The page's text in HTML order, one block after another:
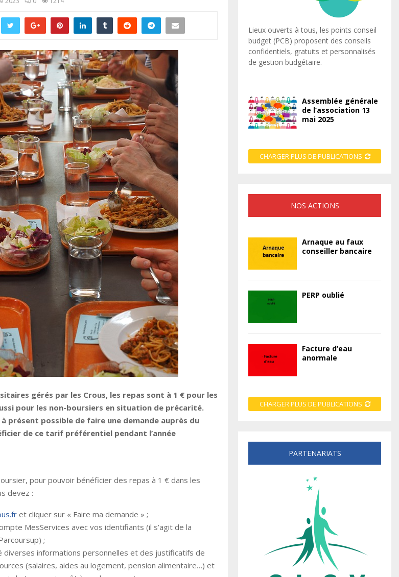
gérés par les Crous, les repas sont à 1 € pour les
pour les non-boursiers en situation de précarité.
présent possible de faire une demande auprès du
de ce tarif préférentiel pendant l’année
pour pouvoir bénéficier des repas à 1 € dans les
devez :
et cliquer sur « Faire ma demande » ;
MesServices avec vos identifiants (il s’agit de la
;
diverses informations personnelles et des justificatifs de
(salaires, aides au logement, pension alimentaire…) et
Lieux ouverts à tous, les points conseil
budget (PCB) proposent des conseils
confidentiels, gratuits et personnalisés
de gestion budgétaire.
Assemblée générale
de l’association 13
mai 2025
CHARGER PLUS DE PUBLICATIONS
NOS ACTIONS
Arnaque au faux
conseiller bancaire
PERP oublié
Facture d’eau
anormale
CHARGER PLUS DE PUBLICATIONS
PARTENARIATS